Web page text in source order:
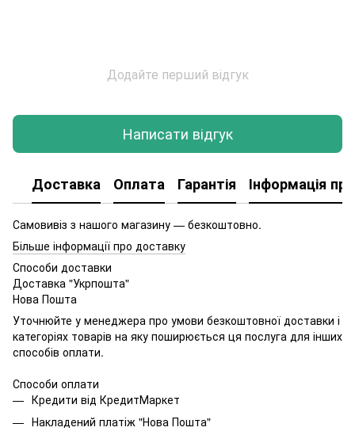
Додайте перший відгук
Написати відгук
Доставка Оплата Гарантія Інформація
Самовивіз з нашого магазину — безкоштовно.
Більше інформації про доставку
Способи доставки
Доставка "Укрпошта"
Нова Пошта
Уточнюйте у менеджера про умови безкоштовної доставки і
категоріях товарів на яку поширюється ця послуга для інших
способів оплати.
Способи оплати
Кредити від КредитМаркет
Накладений платіж "Нова Пошта"